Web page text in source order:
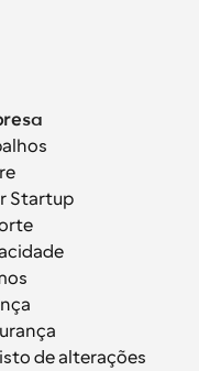
Startup
de alterações